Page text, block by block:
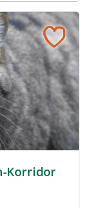
Korridor